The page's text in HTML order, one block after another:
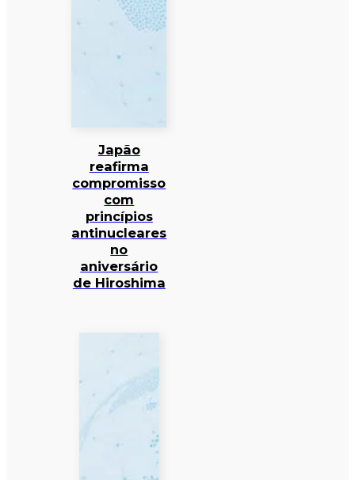
Japão
reafirma
compromisso
com
princípios
antinucleares
no
aniversário
de Hiroshima